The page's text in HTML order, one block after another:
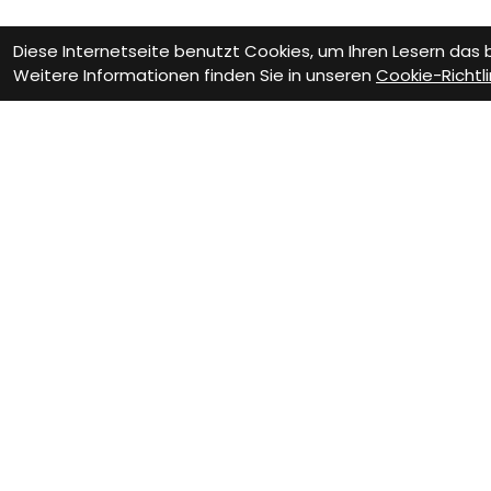
Diese Internetseite benutzt Cookies, um Ihren Lesern
Weitere Informationen finden Sie in unseren Cookie-